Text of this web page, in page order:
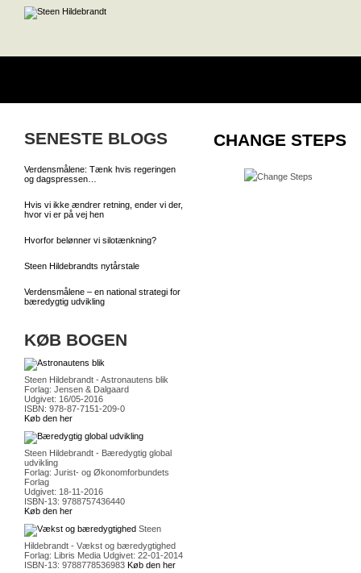
SENESTE BLOGS
Verdensmålene: Tænk hvis regeringen
og dagspressen…
Hvis vi ikke ændrer retning, ender vi der,
hvor vi er på vej hen
Hvorfor belønner vi silotænkning?
Steen Hildebrandts nytårstale
Verdensmålene – en national strategi for
bæredygtig udvikling
KØB BOGEN
Steen Hildebrandt - Astronautens blik
Forlag: Jensen & Dalgaard
Udgivet: 16/05-2016
ISBN: 978-87-7151-209-0
Køb den her
Steen Hildebrandt - Bæredygtig global
udvikling
Forlag: Jurist- og Økonomforbundets
Forlag
Udgivet: 18-11-2016
ISBN-13: 9788757436440
Køb den her
Steen
Hildebrandt - Vækst og bæredygtighed
Forlag: Libris Media Udgivet: 22-01-2014
ISBN-13: 9788778536983 Køb den her
CHANGE STEPS